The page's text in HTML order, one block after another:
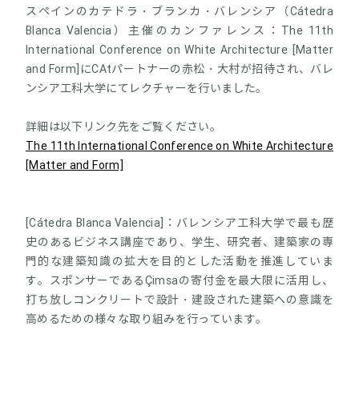
スペインのカテドラ・ブランカ・バレンシア（Cátedra
Blanca Valencia）主催のカンファレンス：The 11th
International Conference on White Architecture [Matter
and Form]にCAtパートナーの赤松・大村が招待され、バレ
ンシア工科大学にてレクチャーを行いました。
詳細は以下リンク先をご覧ください。
The 11th International Conference on White Architecture
[Matter and Form]
[Cátedra Blanca Valencia]：バレンシア工科大学で最も歴
史のあるビジネス講座であり、学生、研究者、建築家の専
門的な建築知識の拡大を目的とした活動を推進していま
す。スポンサーであるÇimsaの寄付金を最大限に活用し、
打ち放しコンクリートで設計・建設された建築への意識を
高めるための様々な取り組みを行っています。